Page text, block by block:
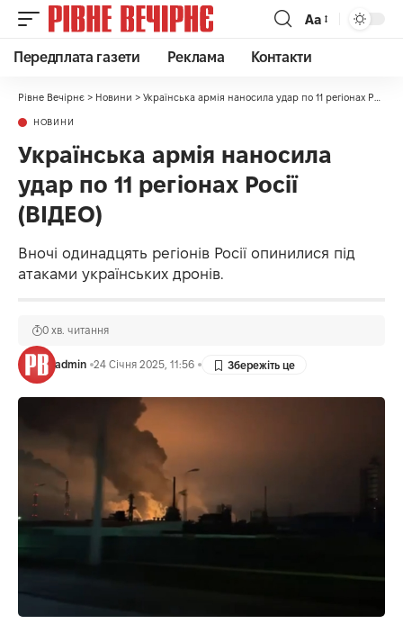
Аа
Передплата газети Реклама Контакти
Рівне Вечірнє > Новини > Українська армія наносила удар по 11 регіонах Росії (ВІДЕО)
НОВИНИ
Українська армія наносила
удар по 11 регіонах Росії
(ВІДЕО)
Вночі одинадцять регіонів Росії опинилися під
атаками українських дронів.
admin 24 Січня 2025, 11:56
0 хв. читання